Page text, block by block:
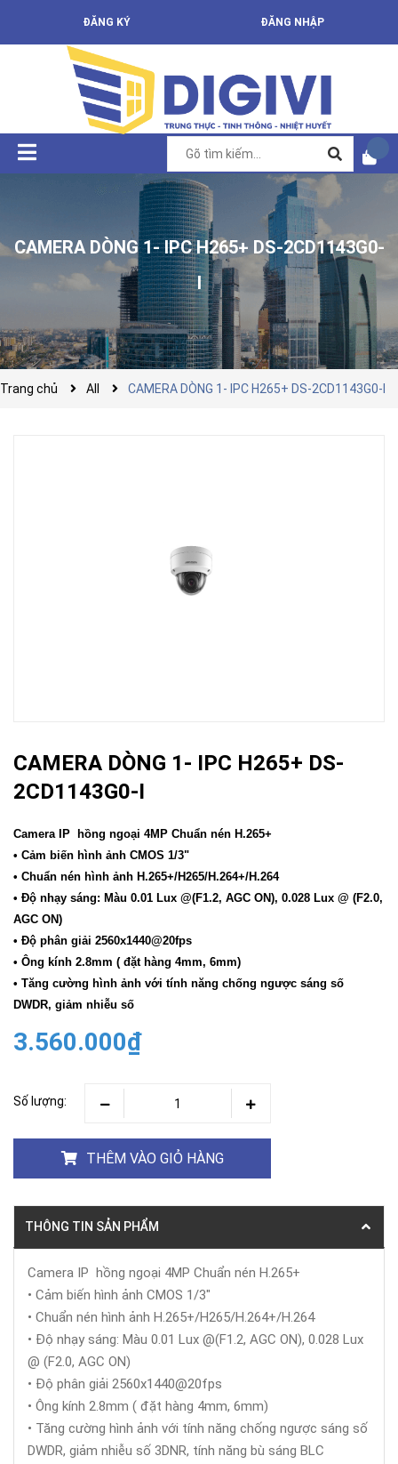
ĐĂNG KÝ ĐĂNG NHẬP
CAMERA DÒNG 1- IPC H265+ DS-2CD1143G0-
I
Trang chủ All CAMERA DÒNG 1- IPC H265+ DS-2CD1143G0-I
CAMERA DÒNG 1- IPC H265+ DS-
2CD1143G0-I
Camera IP hồng ngoại 4MP Chuẩn nén H.265+
• Cảm biến hình ảnh CMOS 1/3"
• Chuẩn nén hình ảnh H.265+/H265/H.264+/H.264
• Độ nhạy sáng: Màu 0.01 Lux @(F1.2, AGC ON), 0.028 Lux @ (F2.0,
AGC ON)
• Độ phân giải 2560x1440@20fps
• Ông kính 2.8mm ( đặt hàng 4mm, 6mm)
• Tăng cường hình ảnh với tính năng chống ngược sáng số
DWDR, giảm nhiễu số
3.560.000₫
Số lượng:
THÊM VÀO GIỎ HÀNG
THÔNG TIN SẢN PHẨM
Camera IP hồng ngoại 4MP Chuẩn nén H.265+
• Cảm biến hình ảnh CMOS 1/3"
• Chuẩn nén hình ảnh H.265+/H265/H.264+/H.264
• Độ nhạy sáng: Màu 0.01 Lux @(F1.2, AGC ON), 0.028 Lux
@ (F2.0, AGC ON)
• Độ phân giải 2560x1440@20fps
• Ông kính 2.8mm ( đặt hàng 4mm, 6mm)
• Tăng cường hình ảnh với tính năng chống ngược sáng số
DWDR, giảm nhiễu số 3DNR, tính năng bù sáng BLC